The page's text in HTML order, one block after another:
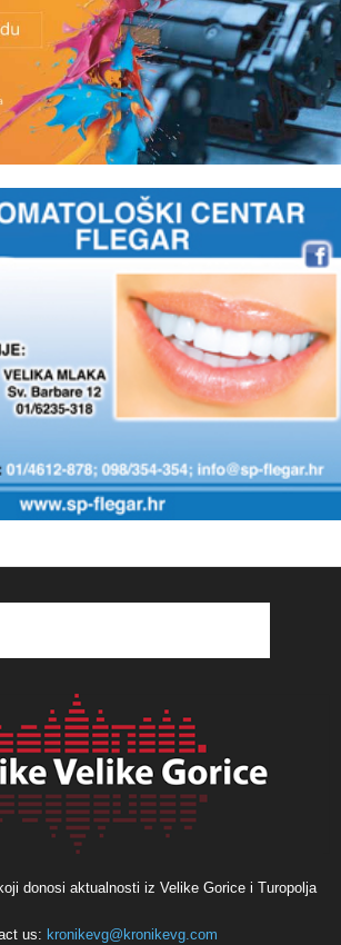
donosi aktualnosti iz Velike Gorice i Turopolja
us: kronikevg@kronikevg.com